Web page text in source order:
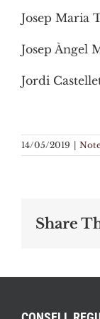
Josep Maria
Josep Àngel
Jordi
14/05/2019 |
Share